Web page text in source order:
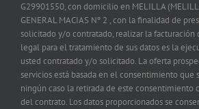
G29901550, con domicilio en MELILLA
GENERAL MACIAS Nº 2 , con la finalidad de
solicitado y/o contratado, realizar la facturación
legal para el tratamiento de sus datos es la
usted contratado y/o solicitado. La oferta
servicios está basada en el consentimiento que
ningún caso la retirada de este consentimiento
del contrato. Los datos proporcionados se